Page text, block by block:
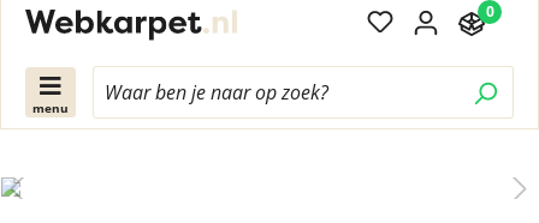
menu
0